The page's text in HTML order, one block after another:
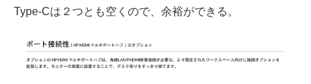
Type-Cは２つとも空くので、余裕ができる。